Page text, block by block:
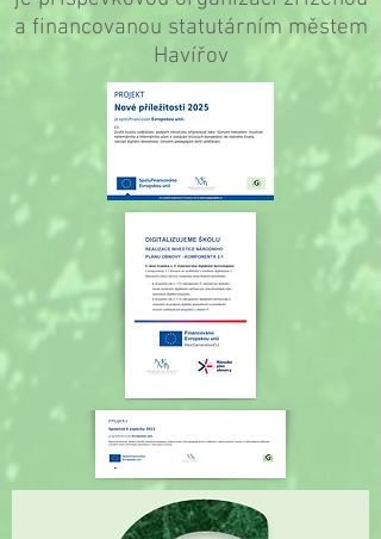
a financovanou statutárním městem
Havířov